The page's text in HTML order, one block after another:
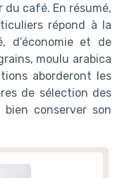
café. En résumé,
répond à la
d’économie et de
moulu arabica
aborderont les
de sélection des
conserver son